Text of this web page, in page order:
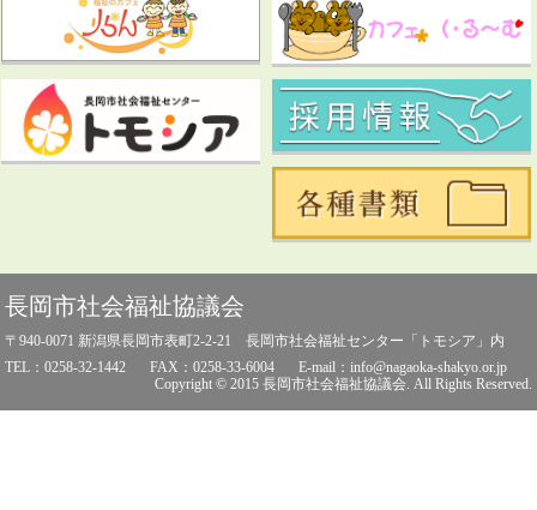
長岡市社会福祉協議会
〒940-0071 新潟県長岡市表町2-2-21 長岡市社会福祉センター「トモシア」内
TEL：0258-32-1442
FAX：0258-33-6004
E-mail：info@nagaoka-shakyo.or.jp
Copyright © 2015 長岡市社会福祉協議会. All Rights Reserved.